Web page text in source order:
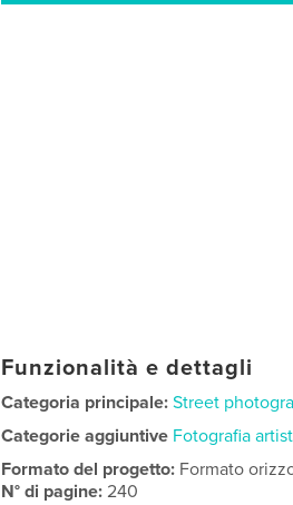
Funzionalità e dettagli
Categoria principale: Street
Categorie aggiuntive Fotografia
Formato del progetto: Formato
N° di pagine:240